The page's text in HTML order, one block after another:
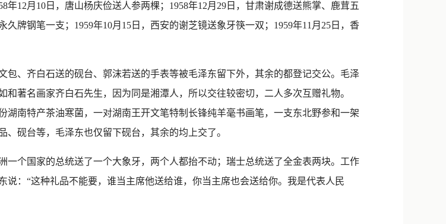
12月10日，唐山杨庆俭送人参两棵；1958年12月29日，甘肃谢成德送熊掌、鹿茸五
牌钢笔一支；1959年10月15日，西安的谢芝镜送象牙筷一双；1959年11月25日，香
、齐白石送的砚台、郭沫若送的手表等被毛泽东留下外，其余的都登记交公。毛泽
著名画家齐白石先生，因为同是湘潭人，所以交往较密切，二人多次互赠礼物。
湖南特产茶油寒菌，一对湖南王开文笔特制长锋纯羊毫书画笔，一支东北野参和一架
砚台等，毛泽东也仅留下砚台，其余的均上交了。
个国家的总统送了一个大象牙，两个人都抬不动；瑞士总统送了全金表两块。工作
：“这种礼品不能要，谁当主席他送给谁，你当主席也会送给你。我是代表人民